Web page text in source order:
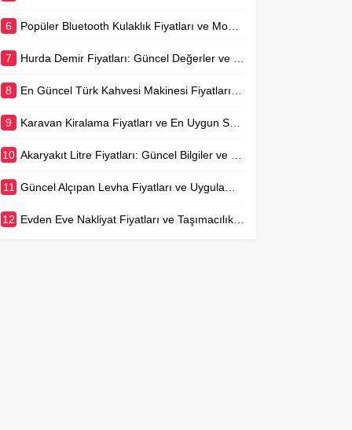
6 Popüler Bluetooth Kulaklık Fiyatları ve Model Karşılaştırmaları
7 Hurda Demir Fiyatları: Güncel Değerler ve Piyasa Analizi
8 En Güncel Türk Kahvesi Makinesi Fiyatları ve Rehberi
9 Karavan Kiralama Fiyatları ve En Uygun Seçenekler
10 Akaryakıt Litre Fiyatları: Güncel Bilgiler ve Değişim Nedenleri
11 Güncel Alçıpan Levha Fiyatları ve Uygulama Maliyetleri
12 Evden Eve Nakliyat Fiyatları ve Taşımacılık Rehberi